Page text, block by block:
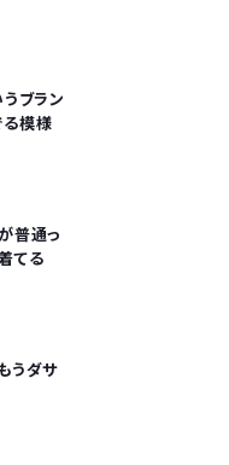
ブラン
る模様
普通っ
てる
うダサ